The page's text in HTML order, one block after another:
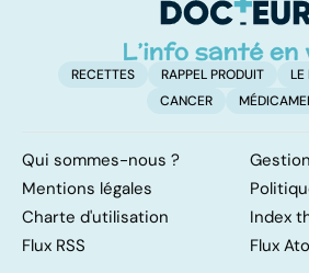
RECETTES RAPPEL PRODUIT
LE
CANCER
Qui sommes-nous ?
Mentions légales
Charte d'utilisation
Index
Flux RSS
Flux